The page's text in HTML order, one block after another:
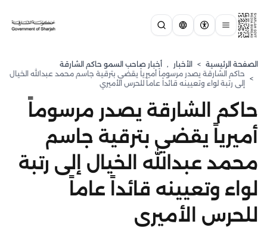
الصفحة الرئيسية > الأخبار , أخبار صاحب السمو حاكم الشارقة
>
حاكم الشارقة يصدر مرسوماً أميرياً يقضي بترقية جاسم محمد عبدالله الخيال
إلى رتبة لواء وتعيينه قائداً عاماً للحرس الأميري
حاكم الشارقة يصدر مرسوماً
أميرياً يقضي بترقية جاسم
محمد عبدالله الخيال إلى رتبة
لواء وتعيينه قائداً عاماً
للحرس الأميري